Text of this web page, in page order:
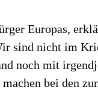
Europas,
sind nicht im
noch mit
bei den